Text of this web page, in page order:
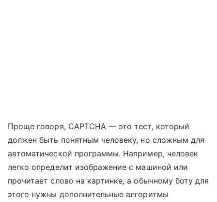
Проще говоря, CAPTCHA — это тест, который
должен быть понятным человеку, но сложным для
автоматической программы. Например, человек
легко определит изображение с машиной или
прочитает слово на картинке, а обычному боту для
этого нужны дополнительные алгоритмы